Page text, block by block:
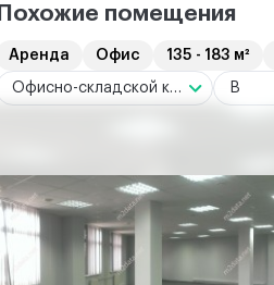
Похожие помещения
Аренда Офис 135 - 183 м²
Офисно-складской комплекс B